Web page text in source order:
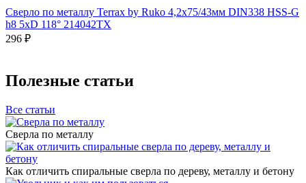
Сверло по металлу Terrax by Ruko 4,2x75/43мм DIN338 HSS-G
h8 5xD 118° 214042TX
296 ₽
Полезные статьи
Все статьи
Сверла по металлу
Как отличить спиральные сверла по дереву, металлу и бетону